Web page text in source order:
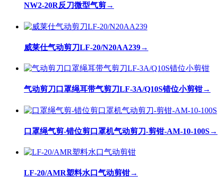
NW2-20R反刀微型气剪→
威莱仕气动剪刀LF-20/N20AA239→
气动剪刀口罩绳耳带气剪刀LF-3A/Q10S错位小剪钳→
口罩绳气剪-错位剪口罩机气动剪刀-剪钳-AM-10-100S→
LF-20/AMR塑料水口气动剪钳→